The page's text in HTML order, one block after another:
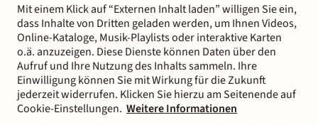
Mit einem Klick auf “Externen Inhalt laden” willigen Sie ein,
dass Inhalte von Dritten geladen werden, um Ihnen Videos,
Online-Kataloge, Musik-Playlists oder interaktive Karten
o.ä. anzuzeigen. Diese Dienste können Daten über den
Aufruf und Ihre Nutzung des Inhalts sammeln. Ihre
Einwilligung können Sie mit Wirkung für die Zukunft
jederzeit widerrufen. Klicken Sie hierzu am Seitenende auf
Cookie-Einstellungen. Weitere Informationen